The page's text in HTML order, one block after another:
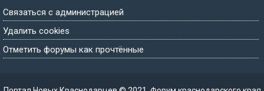
Связаться с администрацией
Удалить cookies
Отметить форумы как прочтённые